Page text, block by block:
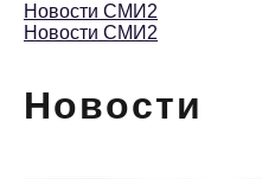
Новости СМИ2
Новости СМИ2
Новости